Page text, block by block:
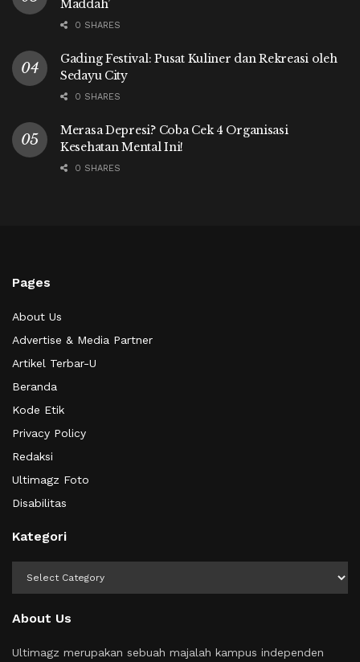
Maddah’
0 SHARES
Gading Festival: Pusat Kuliner dan Rekreasi oleh
Sedayu City
0 SHARES
Merasa Depresi? Coba Cek 4 Organisasi
Kesehatan Mental Ini!
0 SHARES
Pages
About Us
Advertise & Media Partner
Artikel Terbar-U
Beranda
Kode Etik
Privacy Policy
Redaksi
Ultimagz Foto
Disabilitas
Kategori
About Us
Ultimagz merupakan sebuah majalah kampus independen